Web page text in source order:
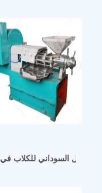
عصر زيت عباد الشمس
الفول السوداني للكلاب في